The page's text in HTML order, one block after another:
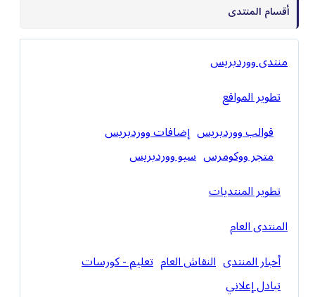
أقسام المنتدى
منتدى ووردبريس
تطوير المواقع
قوالب ووردبريس إضافات ووردبريس
متجر ووكومرس سيو ووردبريس
تطوير المنتديات
المنتدى العام
أخبار المنتدى النقاش العام تعليم - كورسات
تبادل إعلاني